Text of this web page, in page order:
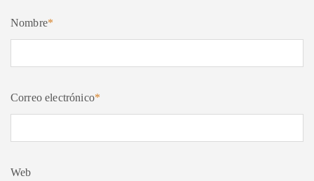
Nombre*
Correo electrónico*
Web